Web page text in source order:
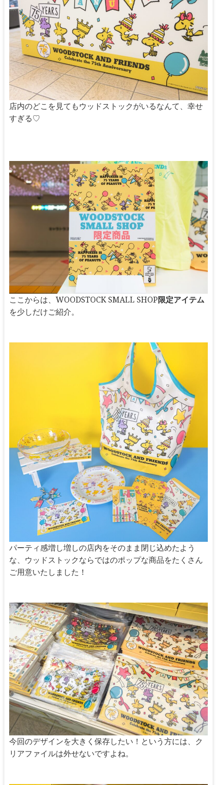
店内のどこを見てもウッドストックがいるなんて、幸せ
すぎる♡
ここからは、WOODSTOCK SMALL SHOP限定アイテム
を少しだけご紹介。
パーティ感増し増しの店内をそのまま閉じ込めたよう
な、ウッドストックならではのポップな商品をたくさん
ご用意いたしました！
今回のデザインを大きく保存したい！という方には、ク
リアファイルは外せないですよね。